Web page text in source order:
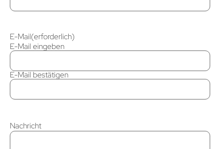
E-Mail(erforderlich)
E-Mail eingeben
E-Mail bestätigen
Nachricht